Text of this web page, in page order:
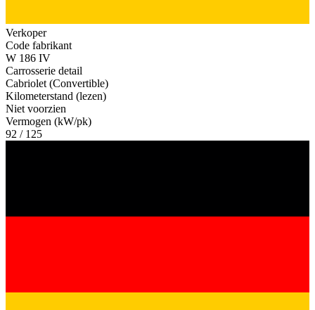
Verkoper
Code fabrikant
W 186 IV
Carrosserie detail
Cabriolet (Convertible)
Kilometerstand (lezen)
Niet voorzien
Vermogen (kW/pk)
92 / 125